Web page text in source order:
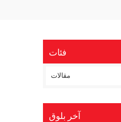
فئات
مقالات
آخر بلوق